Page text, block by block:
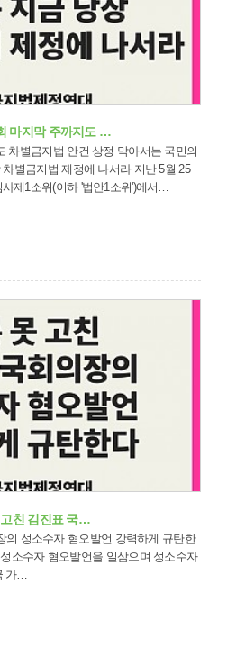
마지막 주까지도 …
차별금지법 안건 상정 막아서는 국민의
법 제정에 나서라 지난 5월 25
제1소위(이하 '법안1소위')에서…
친 김진표 국…
가…